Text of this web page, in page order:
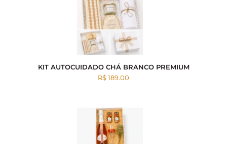
KIT AUTOCUIDADO CHÁ BRANCO PREMIUM
R$ 189.00